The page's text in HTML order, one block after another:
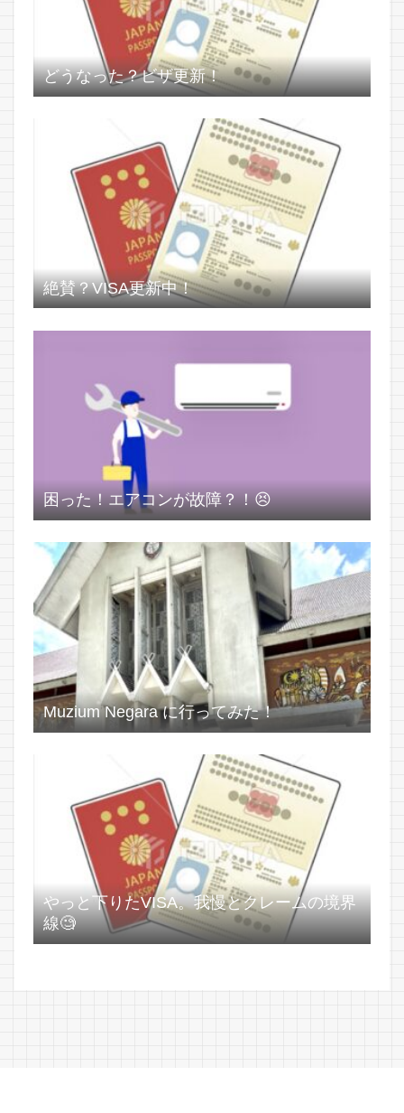
どうなった？ビザ更新！
絶賛？VISA更新中！
困った！エアコンが故障？！😣
Muzium Negara に行ってみた！
やっと下りたVISA。我慢とクレームの境界
線🧐